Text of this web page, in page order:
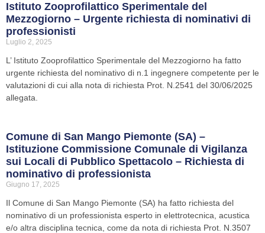
Istituto Zooprofilattico Sperimentale del
Mezzogiorno – Urgente richiesta di nominativi di
professionisti
Luglio 2, 2025
L’ Istituto Zooprofilattico Sperimentale del Mezzogiorno ha fatto
urgente richiesta del nominativo di n.1 ingegnere competente per le
valutazioni di cui alla nota di richiesta Prot. N.2541 del 30/06/2025
allegata.
Comune di San Mango Piemonte (SA) –
Istituzione Commissione Comunale di Vigilanza
sui Locali di Pubblico Spettacolo – Richiesta di
nominativo di professionista
Giugno 17, 2025
Il Comune di San Mango Piemonte (SA) ha fatto richiesta del
nominativo di un professionista esperto in elettrotecnica, acustica
e/o altra disciplina tecnica, come da nota di richiesta Prot. N.3507